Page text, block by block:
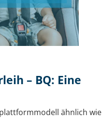
– BQ: Eine
ähnlich wie